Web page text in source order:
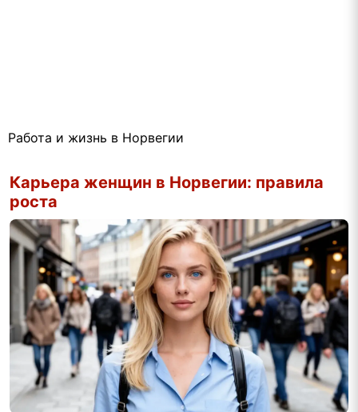
Работа и жизнь в Норвегии
Карьера женщин в Норвегии: правила
роста